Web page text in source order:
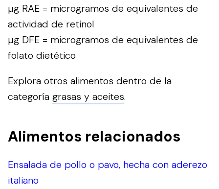
µg RAE = microgramos de equivalentes de
actividad de retinol
µg DFE = microgramos de equivalentes de
folato dietético
Explora otros alimentos dentro de la
categoría grasas y aceites.
Alimentos relacionados
Ensalada de pollo o pavo, hecha con aderezo
italiano